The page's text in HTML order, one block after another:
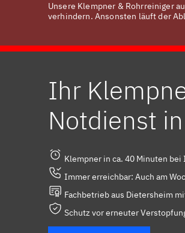
Unsere Klempner & Rohrreiniger
verhindern. Ansonsten läuft der
Ihr
Notdienst
Klempner in ca. 40 Minuten bei
Immer erreichbar: Auch am
Fachbetrieb aus Dietersheim
Schutz vor erneuter